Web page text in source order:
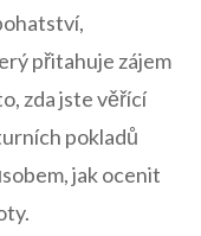
přitahuje zájem
zda jste věřící
pokladů
jak ocenit